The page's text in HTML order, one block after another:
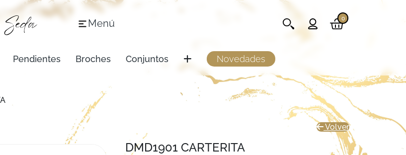
Menú 0
Pendientes Broches Conjuntos Novedades
Volver
DMD1901 CARTERITA